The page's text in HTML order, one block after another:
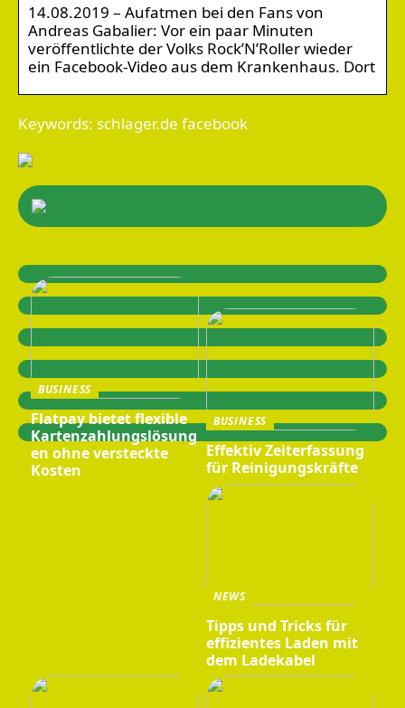
14.08.2019 – Aufatmen bei den Fans von
Andreas Gabalier: Vor ein paar Minuten
veröffentlichte der Volks Rock’N’Roller wieder
ein Facebook-Video aus dem Krankenhaus. Dort
Keywords: schlager.de facebook
BUSINESS
Flatpay bietet flexible
Kartenzahlungslösung
en ohne versteckte
Kosten
BUSINESS
Effektiv Zeiterfassung
für Reinigungskräfte
NEWS
Tipps und Tricks für
effizientes Laden mit
dem Ladekabel